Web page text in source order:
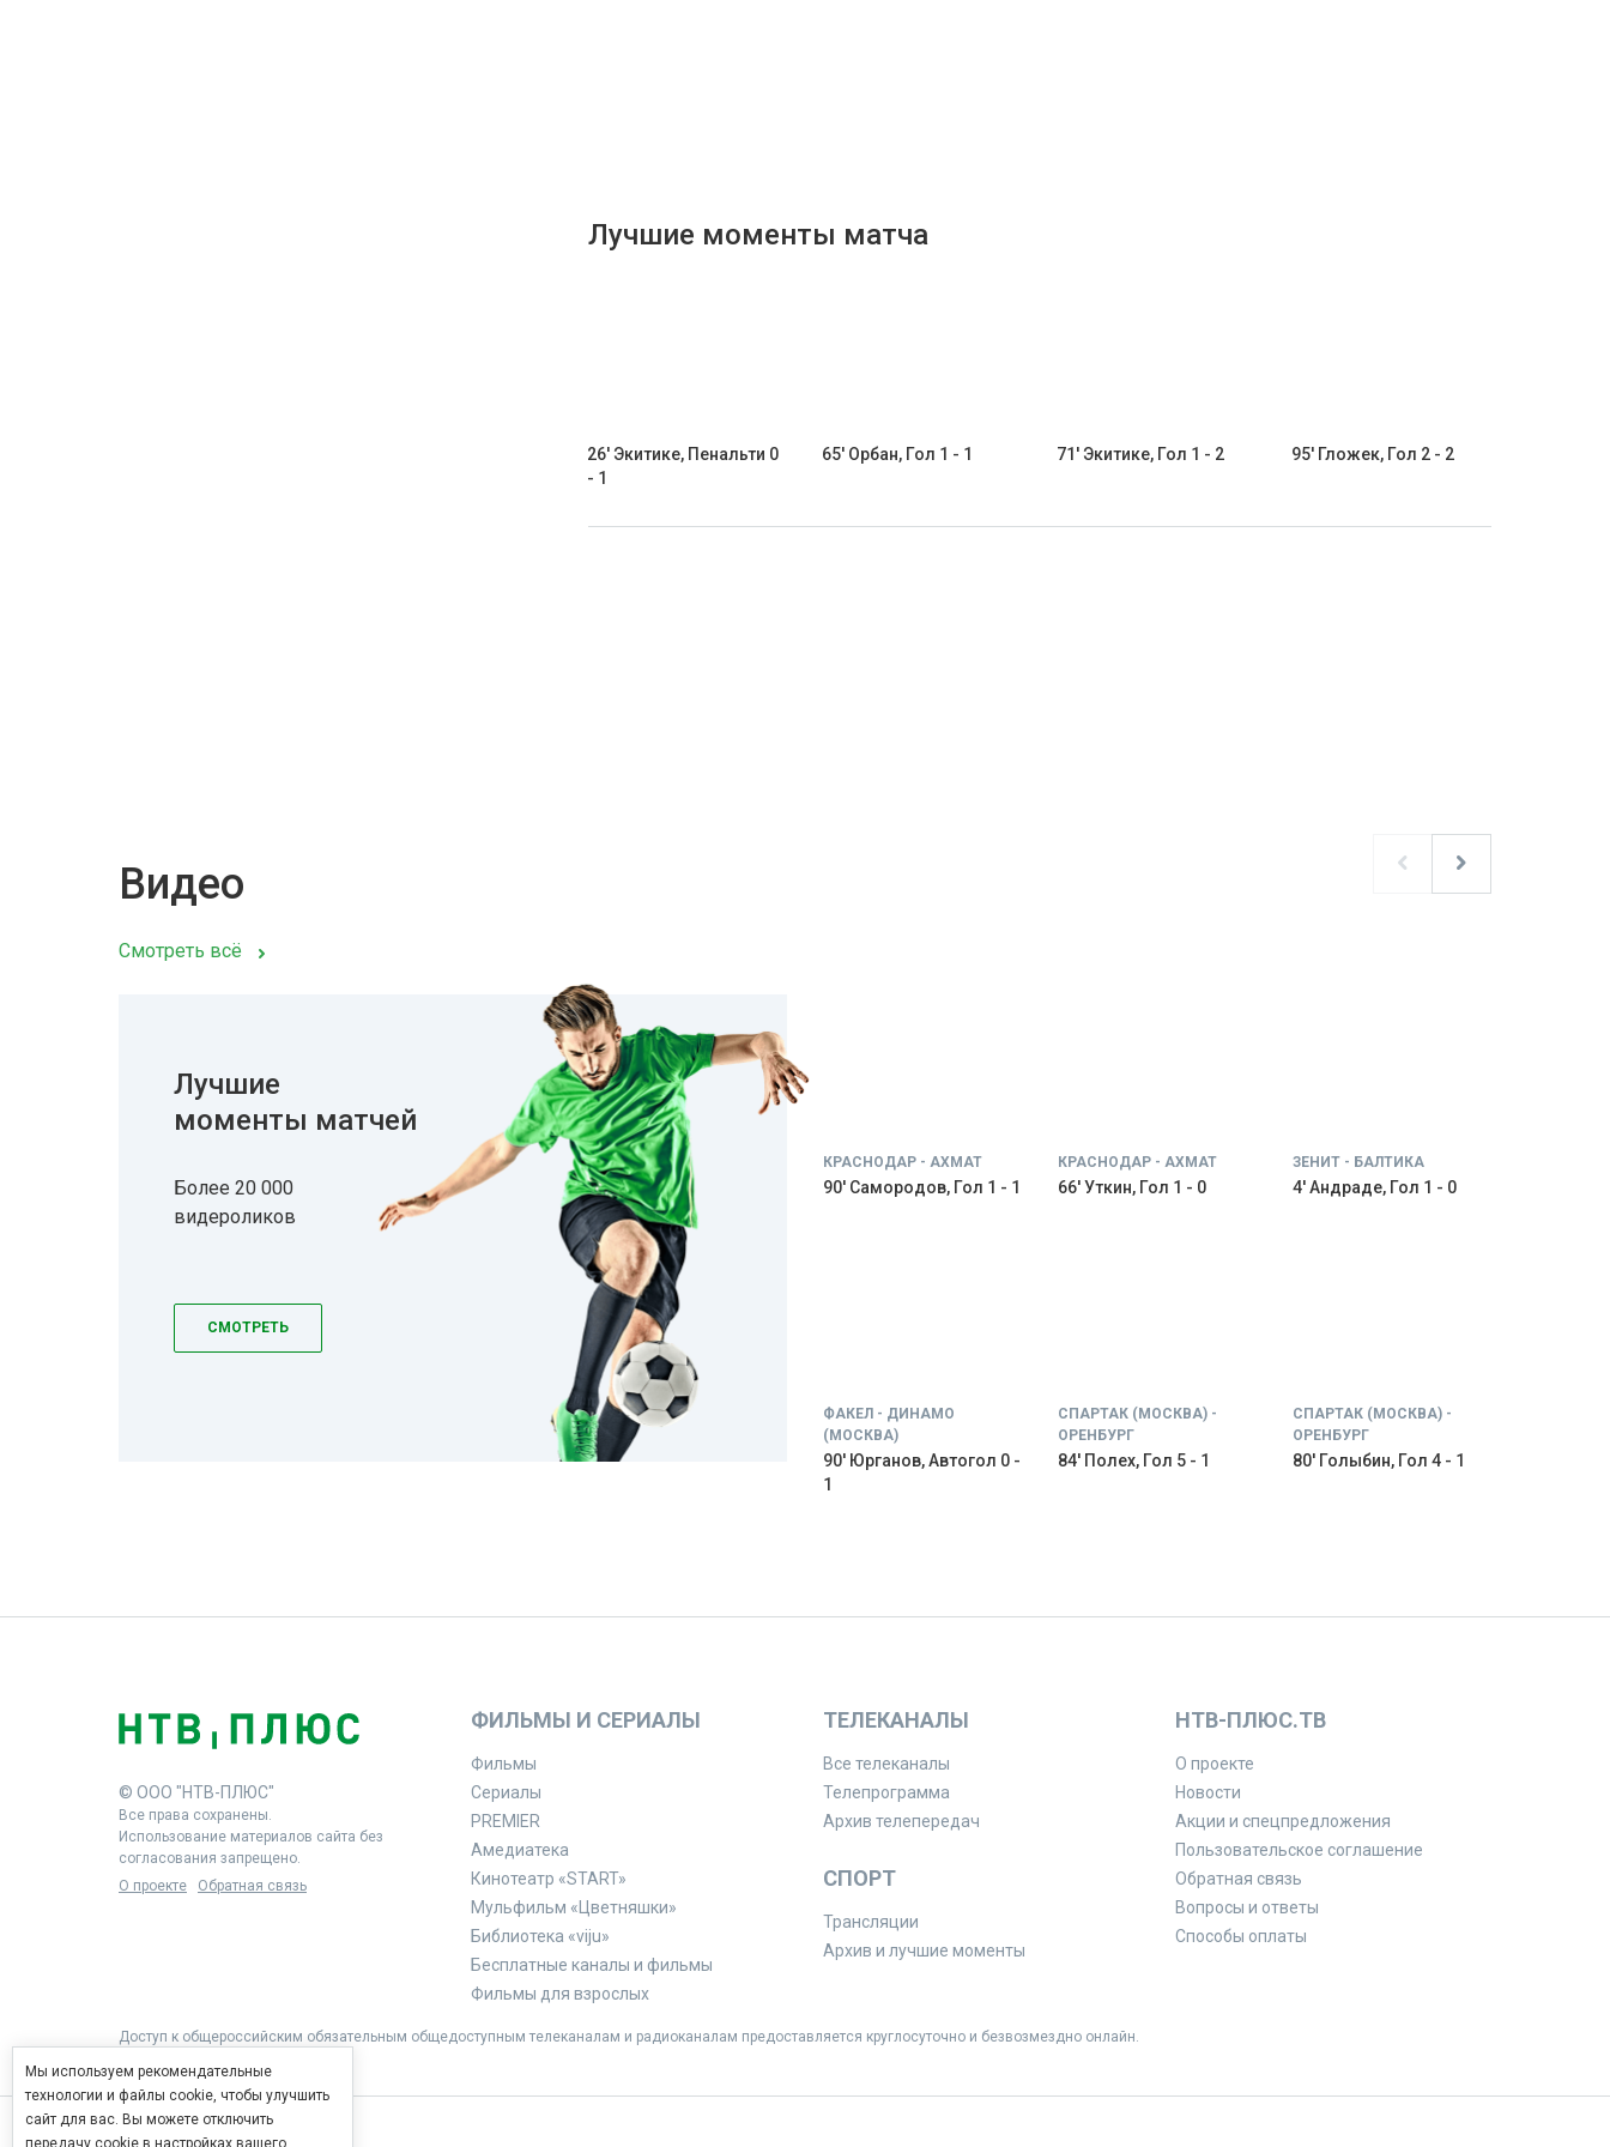
Лучшие моменты матча
26' Экитике, Пенальти 0
- 1
65' Орбан, Гол 1 - 1 71' Экитике, Гол 1 - 2 95' Гложек, Гол 2 - 2
Видео
Смотреть всё
Лучшие
моменты матчей
Более 20 000
видероликов
СМОТРЕТЬ
КРАСНОДАР - АХМАТ
90' Самородов, Гол 1 - 1
КРАСНОДАР - АХМАТ
66' Уткин, Гол 1 - 0
ЗЕНИТ - БАЛТИКА
4' Андраде, Гол 1 - 0
ФАКЕЛ - ДИНАМО
(МОСКВА)
90' Юрганов, Автогол 0 -
1
СПАРТАК (МОСКВА) -
ОРЕНБУРГ
84' Полех, Гол 5 - 1
СПАРТАК (МОСКВА) -
ОРЕНБУРГ
80' Голыбин, Гол 4 - 1
© ООО "НТВ-ПЛЮС"
Все права сохранены.
Использование материалов сайта без
согласования запрещено.
О проекте
Обратная связь
ФИЛЬМЫ И СЕРИАЛЫ
Фильмы
Сериалы
PREMIER
Амедиатека
Кинотеатр «START»
Мульфильм «Цветняшки»
Библиотека «viju»
Бесплатные каналы и фильмы
Фильмы для взрослых
ТЕЛЕКАНАЛЫ
Все телеканалы
Телепрограмма
Архив телепередач
СПОРТ
Трансляции
Архив и лучшие моменты
НТВ-ПЛЮС.ТВ
О проекте
Новости
Акции и спецпредложения
Пользовательское соглашение
Обратная связь
Вопросы и ответы
Способы оплаты
Доступ к общероссийским обязательным общедоступным телеканалам и радиоканалам предоставляется круглосуточно и безвозмездно онлайн.
Мы используем рекомендательные
технологии и файлы cookie, чтобы улучшить
сайт для вас. Вы можете отключить
передачу cookie в настройках вашего